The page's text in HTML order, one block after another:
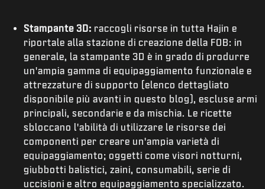
Stampante 3D: raccogli risorse in tutta Hajin e
riportale alla stazione di creazione della FOB: in
generale, la stampante 3D è in grado di produrre
un'ampia gamma di equipaggiamento funzionale e
attrezzature di supporto (elenco dettagliato
disponibile più avanti in questo blog), escluse armi
principali, secondarie e da mischia. Le ricette
sbloccano l'abilità di utilizzare le risorse dei
componenti per creare un'ampia varietà di
equipaggiamento; oggetti come visori notturni,
giubbotti balistici, zaini, consumabili, serie di
uccisioni e altro equipaggiamento specializzato.